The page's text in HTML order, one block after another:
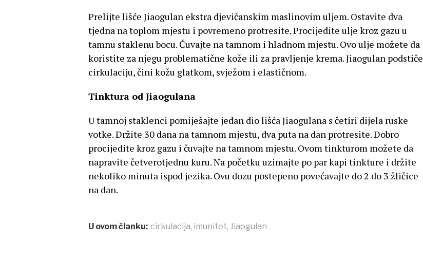
Prelijte lišće Jiaogulan ekstra djevičanskim maslinovim uljem. Ostavite dva
tjedna na toplom mjestu i povremeno protresite. Procijedite ulje kroz gazu u
tamnu staklenu bocu. Čuvajte na tamnom i hladnom mjestu. Ovo ulje možete da
koristite za njegu problematične kože ili za pravljenje krema. Jiaogulan podstiče
cirkulaciju, čini kožu glatkom, svježom i elastičnom.
Tinktura od Jiaogulana
U tamnoj staklenci pomiješajte jedan dio lišća Jiaogulana s četiri dijela ruske
votke. Držite 30 dana na tamnom mjestu, dva puta na dan protresite. Dobro
procijedite kroz gazu i čuvajte na tamnom mjestu. Ovom tinkturom možete da
napravite četverotjednu kuru. Na početku uzimajte po par kapi tinkture i držite
nekoliko minuta ispod jezika. Ovu dozu postepeno povećavajte do 2 do 3 žličice
na dan.
U ovom članku: cirkulacija, imunitet, Jiaogulan